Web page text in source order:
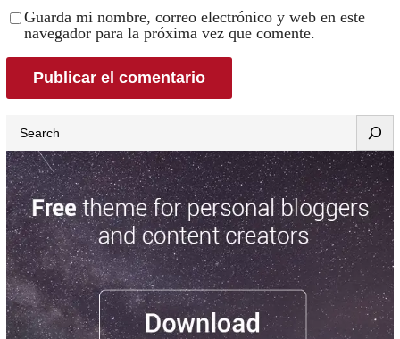
Guarda mi nombre, correo electrónico y web en este
navegador para la próxima vez que comente.